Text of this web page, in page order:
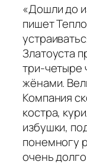
«Дошли до
пишет
Златоуста
три-четыре
жёнами.
Компания
костра,
избушки,
понемногу
очень